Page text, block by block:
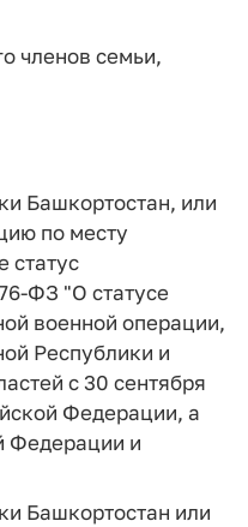
членов семьи,
Башкортостан, или
по месту
статус
ФЗ "О статусе
военной операции,
Республики и
с 30 сентября
Федерации, а
Федерации и
Башкортостан или